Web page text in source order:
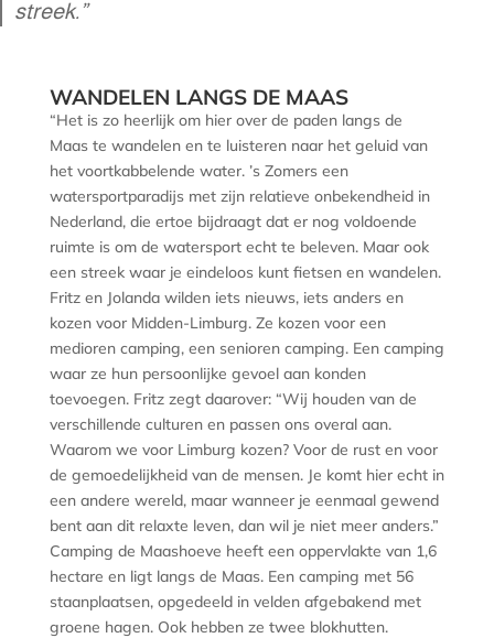
streek.”
WANDELEN LANGS DE MAAS
“Het is zo heerlijk om hier over de paden langs de
Maas te wandelen en te luisteren naar het geluid van
het voortkabbelende water. ’s Zomers een
watersportparadijs met zijn relatieve onbekendheid in
Nederland, die ertoe bijdraagt dat er nog voldoende
ruimte is om de watersport echt te beleven. Maar ook
een streek waar je eindeloos kunt fietsen en wandelen.
Fritz en Jolanda wilden iets nieuws, iets anders en
kozen voor Midden-Limburg. Ze kozen voor een
medioren camping, een senioren camping. Een camping
waar ze hun persoonlijke gevoel aan konden
toevoegen. Fritz zegt daarover: “Wij houden van de
verschillende culturen en passen ons overal aan.
Waarom we voor Limburg kozen? Voor de rust en voor
de gemoedelijkheid van de mensen. Je komt hier echt in
een andere wereld, maar wanneer je eenmaal gewend
bent aan dit relaxte leven, dan wil je niet meer anders.”
Camping de Maashoeve heeft een oppervlakte van 1,6
hectare en ligt langs de Maas. Een camping met 56
staanplaatsen, opgedeeld in velden afgebakend met
groene hagen. Ook hebben ze twee blokhutten.